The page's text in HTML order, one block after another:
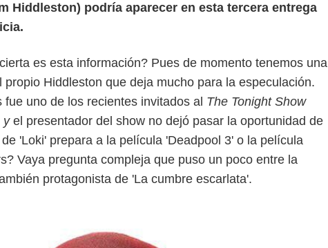
Hiddleston) podría aparecer en esta tercera entrega
es esta información? Pues de momento tenemos una
propio Hiddleston que deja mucho para la especulación.
uno de los recientes invitados al The Tonight Show
y el presentador del show no dejó pasar la oportunidad de
'Loki' prepara a la película 'Deadpool 3' o la película
Vaya pregunta compleja que puso un poco entre la
protagonista de 'La cumbre escarlata'.